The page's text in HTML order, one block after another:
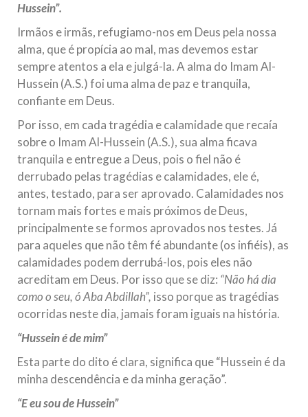
Hussein”.
Irmãos e irmãs, refugiamo-nos em Deus pela nossa
alma, que é propícia ao mal, mas devemos estar
sempre atentos a ela e julgá-la. A alma do Imam Al-
Hussein (A.S.) foi uma alma de paz e tranquila,
confiante em Deus.
Por isso, em cada tragédia e calamidade que recaía
sobre o Imam Al-Hussein (A.S.), sua alma ficava
tranquila e entregue a Deus, pois o fiel não é
derrubado pelas tragédias e calamidades, ele é,
antes, testado, para ser aprovado. Calamidades nos
tornam mais fortes e mais próximos de Deus,
principalmente se formos aprovados nos testes. Já
para aqueles que não têm fé abundante (os infiéis), as
calamidades podem derrubá-los, pois eles não
acreditam em Deus. Por isso que se diz: “Não há dia
como o seu, ó Aba Abdillah”, isso porque as tragédias
ocorridas neste dia, jamais foram iguais na história.
“Hussein é de mim”
Esta parte do dito é clara, significa que “Hussein é da
minha descendência e da minha geração”.
“E eu sou de Hussein”